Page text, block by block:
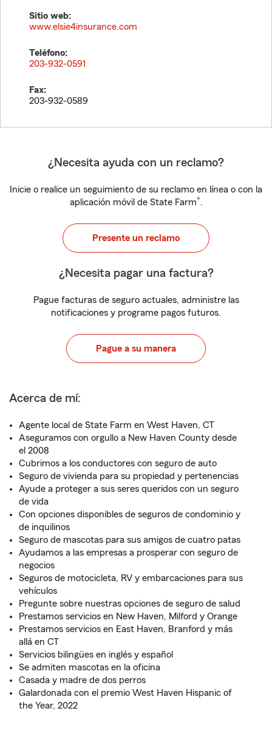
Sitio web:
www.elsie4insurance.com
Teléfono:
203-932-0591
Fax:
203-932-0589
¿Necesita ayuda con un reclamo?
Inicie o realice un seguimiento de su reclamo en línea o con la
aplicación móvil de State Farm®.
Presente un reclamo
¿Necesita pagar una factura?
Pague facturas de seguro actuales, administre las
notificaciones y programe pagos futuros.
Pague a su manera
Acerca de mí:
Agente local de State Farm en West Haven, CT
Aseguramos con orgullo a New Haven County desde
el 2008
Cubrimos a los conductores con seguro de auto
Seguro de vivienda para su propiedad y pertenencias
Ayude a proteger a sus seres queridos con un seguro
de vida
Con opciones disponibles de seguros de condominio y
de inquilinos
Seguro de mascotas para sus amigos de cuatro patas
Ayudamos a las empresas a prosperar con seguro de
negocios
Seguros de motocicleta, RV y embarcaciones para sus
vehículos
Pregunte sobre nuestras opciones de seguro de salud
Prestamos servicios en New Haven, Milford y Orange
Prestamos servicios en East Haven, Branford y más
allá en CT
Servicios bilingües en inglés y español
Se admiten mascotas en la oficina
Casada y madre de dos perros
Galardonada con el premio West Haven Hispanic of
the Year, 2022